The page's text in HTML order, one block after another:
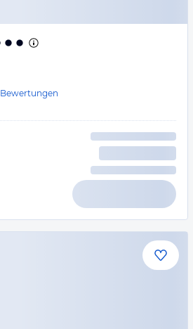
Bewertungen